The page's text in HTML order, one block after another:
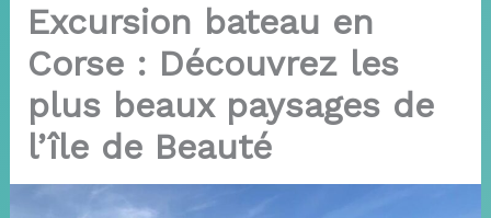
Excursion bateau en
Corse : Découvrez les
plus beaux paysages de
l’île de Beauté